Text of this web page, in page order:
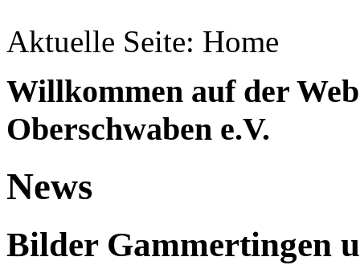
Aktuelle Seite: Home
Willkommen auf der
Oberschwaben e.V.
News
Bilder Gammertingen